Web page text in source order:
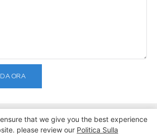
ORA
that we give you the best experience
please review our Politica Sulla